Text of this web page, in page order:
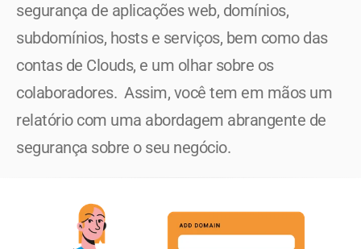
segurança de aplicações web, domínios,
subdomínios, hosts e serviços, bem como das
contas de Clouds, e um olhar sobre os
colaboradores.  Assim, você tem em mãos um
relatório com uma abordagem abrangente de
segurança sobre o seu negócio.